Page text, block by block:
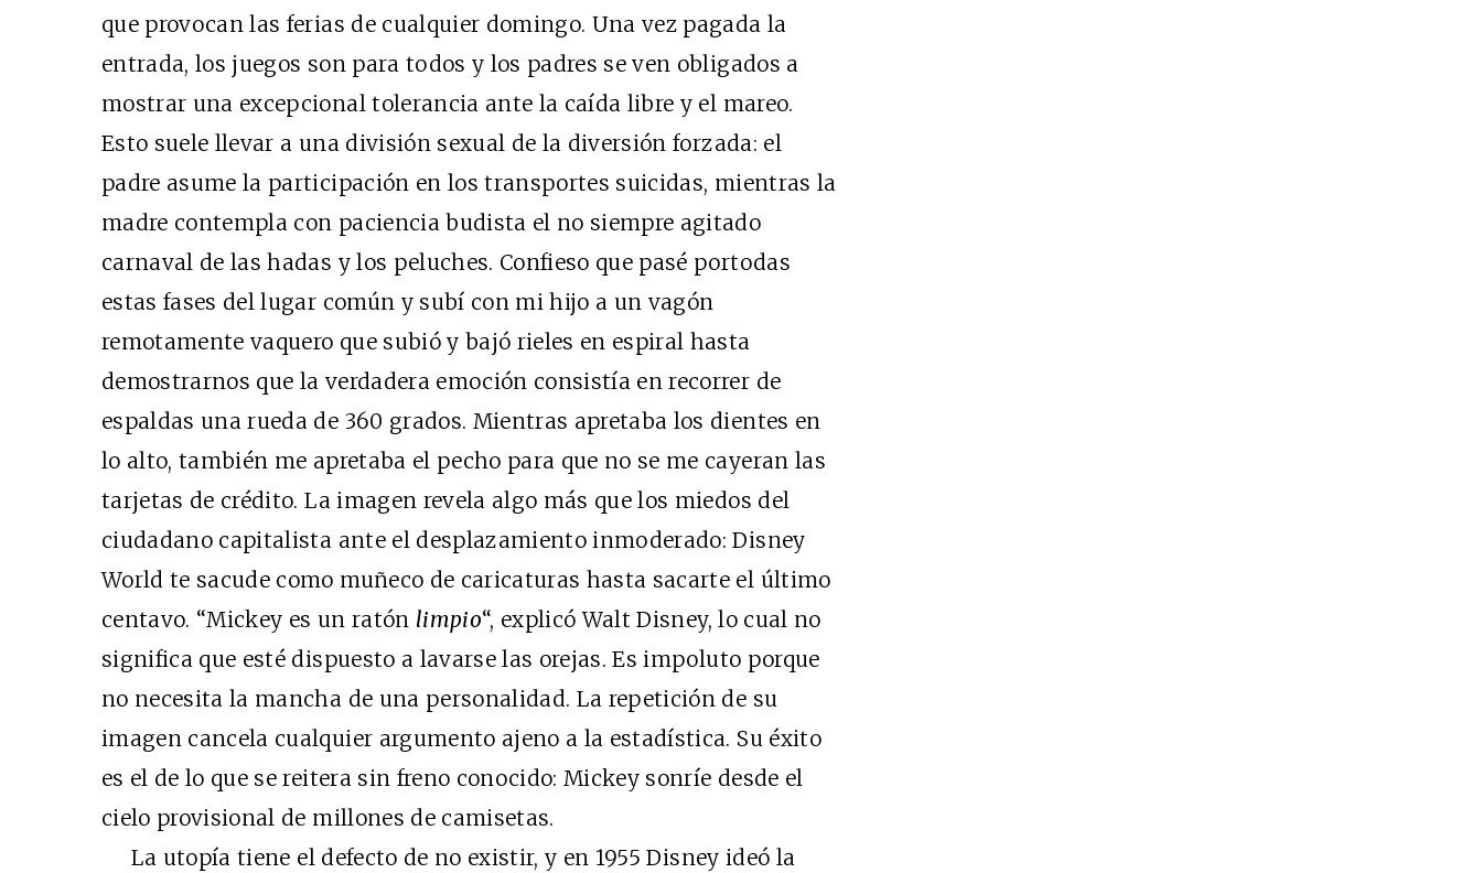
que provocan las ferias de cualquier domingo. Una vez pagada la
entrada, los juegos son para todos y los padres se ven obligados a
mostrar una excepcional tolerancia ante la caída libre y el mareo.
Esto suele llevar a una división sexual de la diversión forzada: el
padre asume la participación en los transportes suicidas, mientras la
madre contempla con paciencia budista el no siempre agitado
carnaval de las hadas y los peluches. Confieso que pasé portodas
estas fases del lugar común y subí con mi hijo a un vagón
remotamente vaquero que subió y bajó rieles en espiral hasta
demostrarnos que la verdadera emoción consistía en recorrer de
espaldas una rueda de 360 grados. Mientras apretaba los dientes en
lo alto, también me apretaba el pecho para que no se me cayeran las
tarjetas de crédito. La imagen revela algo más que los miedos del
ciudadano capitalista ante el desplazamiento inmoderado: Disney
World te sacude como muñeco de caricaturas hasta sacarte el último
centavo. “Mickey es un ratón limpio“, explicó Walt Disney, lo cual no
significa que esté dispuesto a lavarse las orejas. Es impoluto porque
no necesita la mancha de una personalidad. La repetición de su
imagen cancela cualquier argumento ajeno a la estadística. Su éxito
es el de lo que se reitera sin freno conocido: Mickey sonríe desde el
cielo provisional de millones de camisetas.
La utopía tiene el defecto de no existir, y en 1955 Disney ideó la